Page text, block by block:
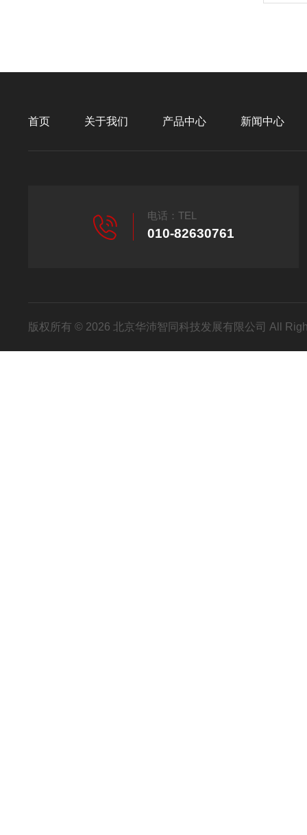
首页 关于我们 产品中心 新闻中心
电话：TEL
010-82630761
版权所有 © 2026 北京华沛智同科技发展有限公司 All